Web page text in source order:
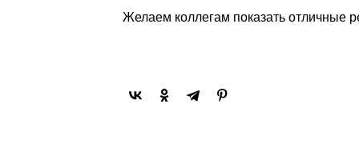
Желаем коллегам показать отличные